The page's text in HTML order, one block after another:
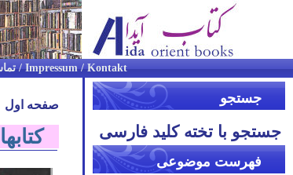
Impressum / Kontakt / تماس با ما
جستجو
جستجو با تخته کلید فارسی
فهرست موضوعی
صفحه اول